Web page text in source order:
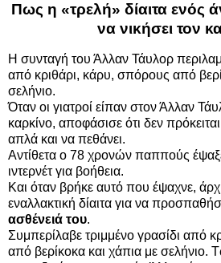
Πως η «τρελή» δίαιτα ενός
να νικήσει τον
Η συνταγή του Άλλαν Τάυλορ
από κριθάρι, κάρυ, σπόρους από
σελήνιο.
Όταν οι γιατροί είπαν στον Άλλαν
καρκίνο, αποφάσισε ότι δεν
απλά και να πεθάνει.
Αντίθετα ο 78 χρονών παππούς
ιντερνέτ για βοήθεια.
Και όταν βρήκε αυτό που έψαχνε,
εναλλακτική δίαιτα για να
ασθένειά του.
Συμπερίλαβε τριμμένο γρασίδι από
από βερίκοκα και χάπια με σελήνιο.